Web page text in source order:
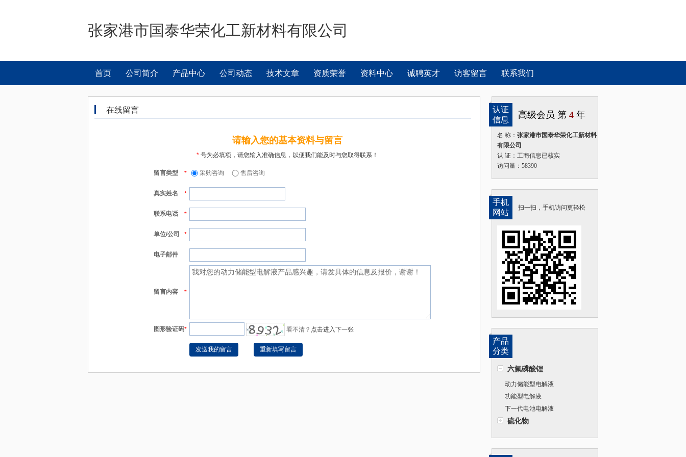
张家港市国泰华荣化工新材料有限公司
首页 公司简介 产品中心 公司动态 技术文章 资质荣誉 资料中心 诚聘英才 访客留言 联系我们
认证
信息
高级会员 第 4 年
名 称： 张家港市国泰华荣化工新材料
有限公司
认 证：工商信息已核实
访问量：58390
手机
网站
扫一扫，手机访问更轻松
产品
分类
六氟磷酸锂
动力储能型电解液
功能型电解液
下一代电池电解液
硫化物
在线留言
请输入您的基本资料与留言
*号为必填项，请您输入准确信息，以便我们能及时与您取得联系！
留言类型 * 采购咨询 售后咨询
真实姓名 *
联系电话 *
单位/公司 *
电子邮件
留言内容 *
图形验证码* 看不清？ 点击进入下一张